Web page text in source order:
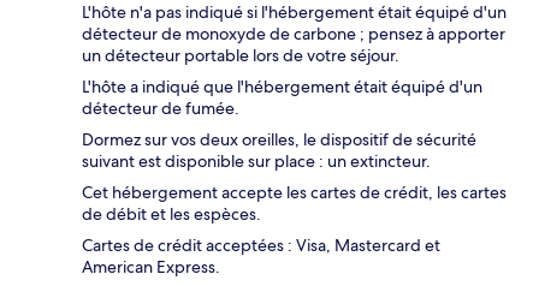
L'hôte n'a pas indiqué si l'hébergement était équipé d'un
détecteur de monoxyde de carbone ; pensez à apporter
un détecteur portable lors de votre séjour.
L'hôte a indiqué que l'hébergement était équipé d'un
détecteur de fumée.
Dormez sur vos deux oreilles, le dispositif de sécurité
suivant est disponible sur place : un extincteur.
Cet hébergement accepte les cartes de crédit, les cartes
de débit et les espèces.
Cartes de crédit acceptées : Visa, Mastercard et
American Express.